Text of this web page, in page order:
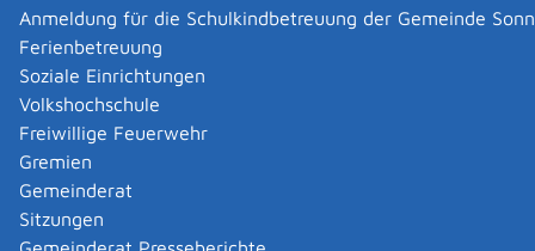
Anmeldung für die Schulkindbetreuung der Gemeinde
Ferienbetreuung
Soziale Einrichtungen
Volkshochschule
Freiwillige Feuerwehr
Gremien
Gemeinderat
Sitzungen
wenn Sie minderjährig sind: die vorwiegend
benutzte Wohnung Ihrer Eltern oder Pflegeeltern.
Leben diese getrennt, ist Hauptwohnung die
Wohnung, in der Sie vorwiegend wohnen.
Erst wenn sich die vorwiegend benutzte Wohnung
nicht zweifelsfrei bestimmen lässt, ist auf den
Schwerpunkt der Lebensbeziehungen abzustellen.
Anhaltspunkte dafür sind zum Beispiel die Art der